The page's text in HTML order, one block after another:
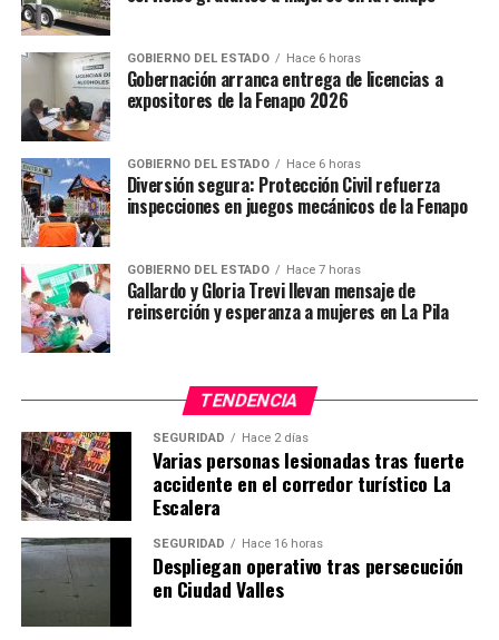
TEMAS RELACIONADOS
YA VIENE
Se sumará SLP a la estrategia de seguridad nacional
NO TE PIERDAS
Invita el Centro de Justicia para las Mujeres a terminar
la primaria o secundaria
GOBIERNO DEL ESTADO Hace 6 horas
Gobernación arranca entrega de licencias a
expositores de la Fenapo 2026
GOBIERNO DEL ESTADO Hace 6 horas
Diversión segura: Protección Civil refuerza
inspecciones en juegos mecánicos de la Fenapo
GOBIERNO DEL ESTADO Hace 7 horas
Gallardo y Gloria Trevi llevan mensaje de
reinserción y esperanza a mujeres en La Pila
TENDENCIA
SEGURIDAD Hace 2 días
Varias personas lesionadas tras fuerte
accidente en el corredor turístico La
Escalera
SEGURIDAD Hace 16 horas
Despliegan operativo tras persecución
en Ciudad Valles